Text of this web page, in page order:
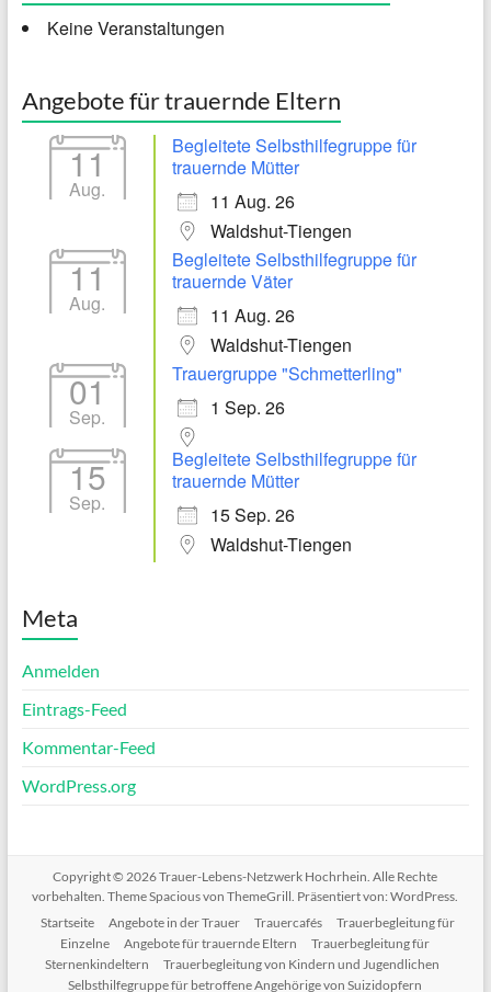
Keine Veranstaltungen
Angebote für trauernde Eltern
11
Aug.
Begleitete Selbsthilfegruppe für
trauernde Mütter
11 Aug. 26
Waldshut-Tiengen
11
Aug.
Begleitete Selbsthilfegruppe für
trauernde Väter
11 Aug. 26
Waldshut-Tiengen
01
Sep.
Trauergruppe "Schmetterling"
1 Sep. 26
15
Sep.
Begleitete Selbsthilfegruppe für
trauernde Mütter
15 Sep. 26
Waldshut-Tiengen
Meta
Anmelden
Eintrags-Feed
Kommentar-Feed
WordPress.org
Copyright © 2026Trauer-Lebens-Netzwerk Hochrhein. Alle Rechte
vorbehalten. ThemeSpaciousvon ThemeGrill. Präsentiert von:WordPress.
Startseite
Angebote in der Trauer Trauercafés
Trauerbegleitung für
Einzelne
Angebote für trauernde Eltern
Trauerbegleitung für
Sternenkindeltern
Trauerbegleitung von Kindern und Jugendlichen
Selbsthilfegruppe für betroffene Angehörige von Suizidopfern